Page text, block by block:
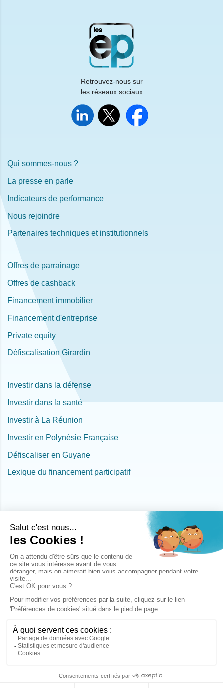
Retrouvez-nous sur
les réseaux sociaux
Qui sommes-nous ?
La presse en parle
Indicateurs de performance
Nous rejoindre
Partenaires techniques et institutionnels
Offres de parrainage
Offres de cashback
Financement immobilier
Financement d'entreprise
Private equity
Défiscalisation Girardin
Investir dans la défense
Investir dans la santé
Investir à La Réunion
Investir en Polynésie Française
Défiscaliser en Guyane
Lexique du financement participatif
La société Les Entreprêteurs, SAS au capital de 200.000 €, sise au 34, rue
de l'Ourcq à Paris (75019), immatriculée au RCS de Paris sous le numéro
805 291 317 est agréée par l'Autorité des Marchés Financiers (AMF) en
qualité de Prestataire de Services de Financement Participatif (PSFP) sous le
numéro FP-2023-28.
Prestataire de Services de Paiement de la société Lemonway.
Mentions légales-CGU Les Entreprêteurs
Politique de protection des données
Ce site est protégé par reCAPTCHA - Les Entreprêteurs © 2026